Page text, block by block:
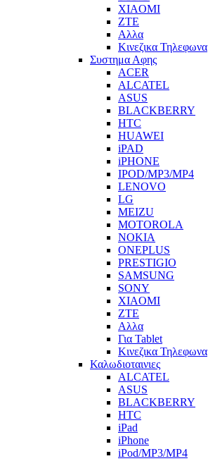
XIAOMI
ZTE
Αλλα
Κινεζικα Τηλεφωνα
Συστημα Αφης
ACER
ALCATEL
ASUS
BLACKBERRY
HTC
HUAWEI
iPAD
iPHONE
IPOD/MP3/MP4
LENOVO
LG
MEIZU
MOTOROLA
NOKIA
ONEPLUS
PRESTIGIO
SAMSUNG
SONY
XIAOMI
ZTE
Αλλα
Για Tablet
Κινεζικα Τηλεφωνα
Καλωδιοταινιες
ALCATEL
ASUS
BLACKBERRY
HTC
iPad
iPhone
iPod/MP3/MP4